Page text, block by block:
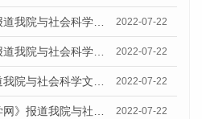
7月19日《光明日报》报道我院与社会科学文献出版社联合发布《广州蓝皮书：广州城乡融合发展报告(2022)》的媒体文章 2022-07-22
7月19日《羊城晚报》报道我院与社会科学文献出版社联合发布《广州蓝皮书：广州城乡融合发展报告(2022)》的媒体文章 2022-07-22
7月21日《新快报》报道我院与社会科学文献出版社联合发布《广州蓝皮书：广州城乡融合发展报告(2022)》的媒体文章 2022-07-22
7月19日《中国社会科学网》报道我院与社会科学文献出版社联合发布《广州蓝皮书：广州城乡融合发展报告(2022)》的媒体文章 2022-07-22